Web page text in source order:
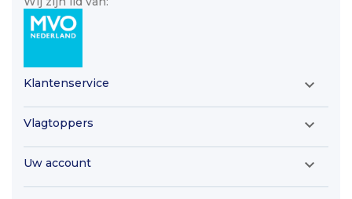
Klantenservice 
Vlagtoppers 
Uw account 